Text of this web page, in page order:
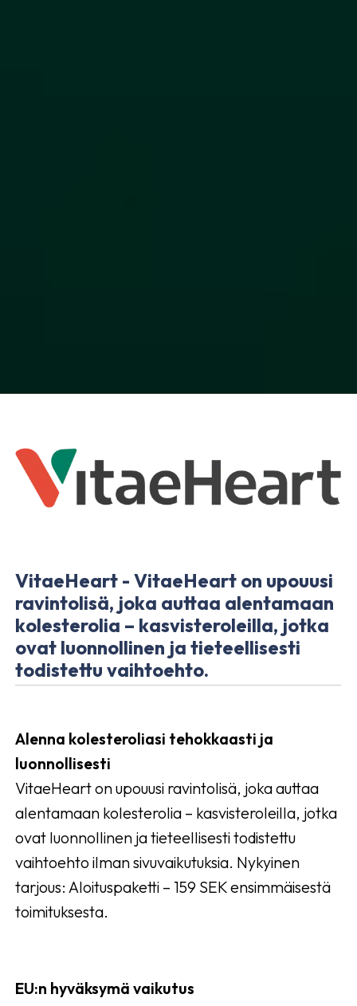
VitaeHeart - VitaeHeart on upouusi
ravintolisä, joka auttaa alentamaan
kolesterolia – kasvisteroleilla, jotka
ovat luonnollinen ja tieteellisesti
todistettu vaihtoehto.
Alenna kolesteroliasi tehokkaasti ja
luonnollisesti
VitaeHeart on upouusi ravintolisä, joka auttaa
alentamaan kolesterolia – kasvisteroleilla, jotka
ovat luonnollinen ja tieteellisesti todistettu
vaihtoehto ilman sivuvaikutuksia. Nykyinen
tarjous: Aloituspaketti – 159 SEK ensimmäisestä
toimituksesta.
EU:n hyväksymä vaikutus